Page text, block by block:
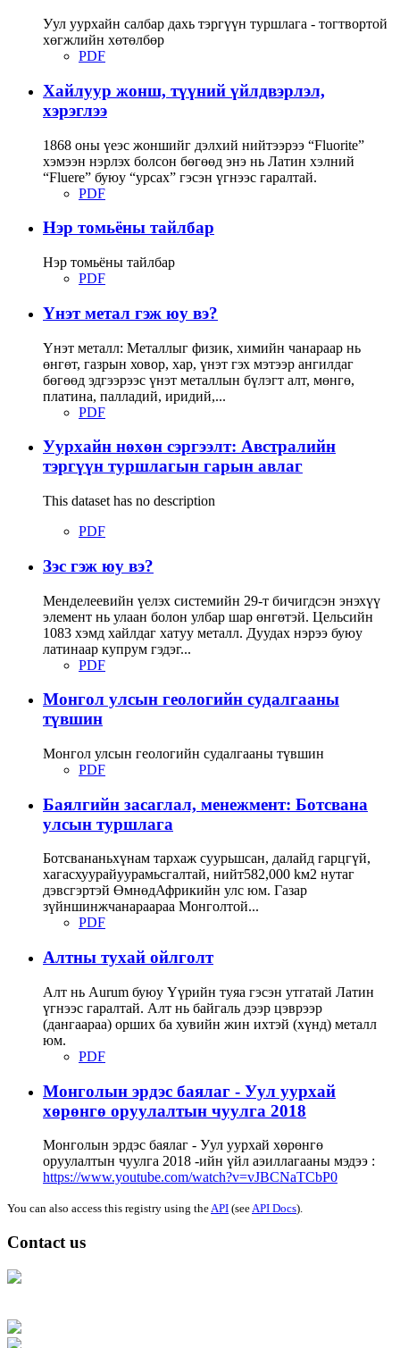
Уул уурхайн салбар дахь тэргүүн туршлага - тогтвортой
хөгжлийн хөтөлбөр
PDF
Хайлуур жонш, түүний үйлдвэрлэл,
хэрэглээ
1868 оны үеэс жоншийг дэлхий нийтээрээ “Fluorite”
хэмээн нэрлэх болсон бөгөөд энэ нь Латин хэлний
“Fluere” буюу “урсах” гэсэн үгнээс гаралтай.
PDF
Нэр томьёны тайлбар
Нэр томьёны тайлбар
PDF
Үнэт метал гэж юу вэ?
Үнэт металл: Металлыг физик, химийн чанараар нь
өнгөт, газрын ховор, хар, үнэт гэх мэтээр ангилдаг
бөгөөд эдгээрээс үнэт металлын бүлэгт алт, мөнгө,
платина, палладий, иридий,...
PDF
Уурхайн нөхөн сэргээлт: Австралийн
тэргүүн туршлагын гарын авлаг
This dataset has no description
PDF
Зэс гэж юу вэ?
Менделеевийн үелэх системийн 29-т бичигдсэн энэхүү
элемент нь улаан болон улбар шар өнгөтэй. Цельсийн
1083 хэмд хайлдаг хатуу металл. Дуудах нэрээ буюу
латинаар купрум гэдэг...
PDF
Монгол улсын геологийн судалгааны
түвшин
Монгол улсын геологийн судалгааны түвшин
PDF
Баялгийн засаглал, менежмент: Ботсвана
улсын туршлага
Ботсвананьхүнам тархаж суурьшсан, далайд гарцгүй,
хагасхуурайуурамьсгалтай, нийт582,000 kм2 нутаг
дэвсгэртэй ӨмнөдАфрикийн улс юм. Газар
зүйншинжчанараараа Монголтой...
PDF
Алтны тухай ойлголт
Алт нь Аurum буюу Үүрийн туяа гэсэн утгатай Латин
үгнээс гаралтай. Алт нь байгаль дээр цэврээр
(дангаараа) орших ба хувийн жин ихтэй (хүнд) металл
юм.
PDF
Монголын эрдэс баялаг - Уул уурхай
хөрөнгө оруулалтын чуулга 2018
Монголын эрдэс баялаг - Уул уурхай хөрөнгө
оруулалтын чуулга 2018 -ийн үйл аэиллагааны мэдээ :
https://www.youtube.com/watch?v=vJBCNaTCbP0
You can also access this registry using theAPI (seeAPI Docs).
Contact us